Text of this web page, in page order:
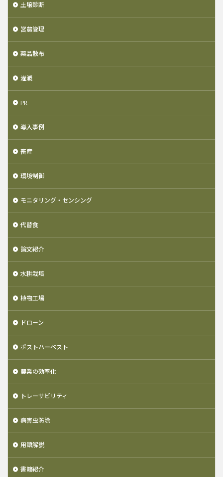
土壌診断
営農管理
薬品散布
灌漑
PR
導入事例
畜産
環境制御
モニタリング・センシング
代替食
論文紹介
水耕栽培
植物工場
ドローン
ポストハーベスト
農業の効率化
トレーサビリティ
病害虫防除
用語解説
書籍紹介